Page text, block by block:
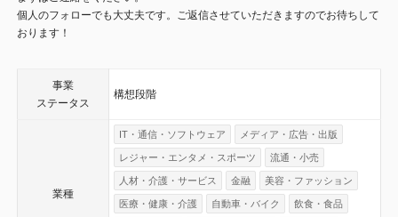
個人のフォローでも大丈夫です。ご返信させていただきますのでお待ちして
おります！
事業
ステータス
構想段階
業種
IT・通信・ソフトウェア メディア・広告・出版
レジャー・エンタメ・スポーツ 流通・小売
人材・介護・サービス 金融 美容・ファッション
医療・健康・介護 自動車・バイク 飲食・食品